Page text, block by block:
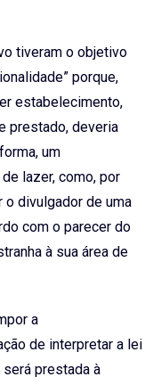
tiveram o objetivo
porque,
estabelecimento,
prestado, deveria
um
lazer, como, por
o divulgador de uma
com o parecer do
à sua área de
a
de interpretar a lei
prestada à